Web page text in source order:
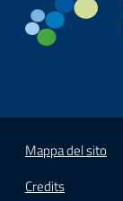
Mappa del sito
Credits